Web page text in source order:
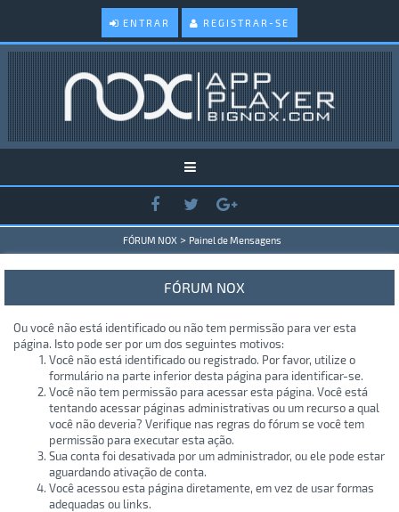
ENTRAR REGISTRAR-SE
FÓRUM NOX > Painel de Mensagens
FÓRUM NOX
Ou você não está identificado ou não tem permissão para ver esta
página. Isto pode ser por um dos seguintes motivos:
Você não está identificado ou registrado. Por favor, utilize o
formulário na parte inferior desta página para identificar-se.
Você não tem permissão para acessar esta página. Você está
tentando acessar páginas administrativas ou um recurso a qual
você não deveria? Verifique nas regras do fórum se você tem
permissão para executar esta ação.
Sua conta foi desativada por um administrador, ou ele pode estar
aguardando ativação de conta.
Você acessou esta página diretamente, em vez de usar formas
adequadas ou links.